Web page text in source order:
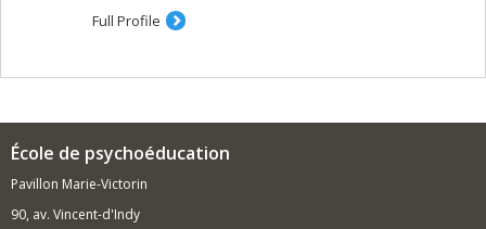
Full Profile
École de psychoéducation
Pavillon Marie-Victorin
90, av. Vincent-d'Indy